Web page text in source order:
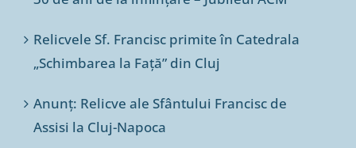
Relicvele Sf. Francisc primite în Catedrala
„Schimbarea la Față” din Cluj
Anunț: Relicve ale Sfântului Francisc de
Assisi la Cluj-Napoca